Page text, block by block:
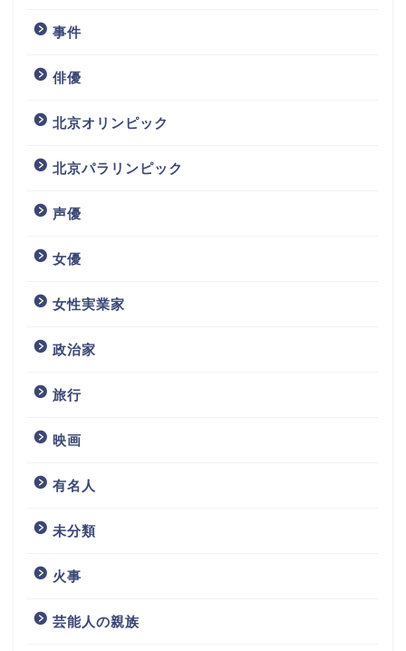
事件
俳優
北京オリンピック
北京パラリンピック
声優
女優
女性実業家
政治家
旅行
映画
有名人
未分類
火事
芸能人の親族